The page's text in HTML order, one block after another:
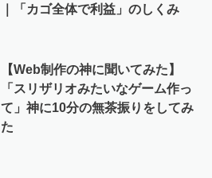
｜「カゴ全体で利益」のしくみ
【Web制作の神に聞いてみた】
「スリザリオみたいなゲーム作っ
て」神に10分の無茶振りをしてみ
た